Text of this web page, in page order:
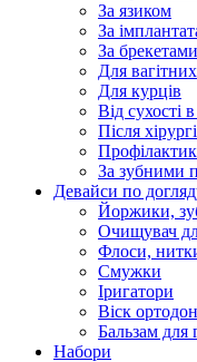
За язиком
За
За брекетами
Для вагітних
Для курців
Від сухості
Після
За зубними
Девайси по
Йоржики,
Очищувач
Флоси,
Смужки
Іригатори
Віск
Бальзам для
Набори